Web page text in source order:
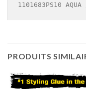
1101683PS10 AQUA
PRODUITS